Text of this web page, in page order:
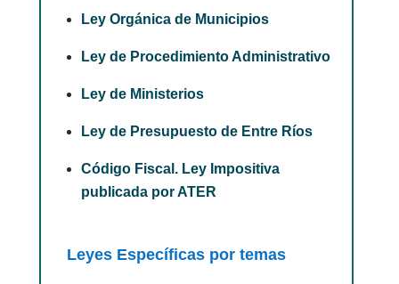
Ley Orgánica de Municipios
Ley de Procedimiento Administrativo
Ley de Ministerios
Ley de Presupuesto de Entre Ríos
Código Fiscal. Ley Impositiva
publicada por ATER
Leyes Específicas por temas